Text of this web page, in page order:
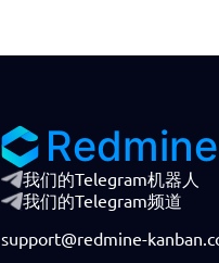
Redmine
我们的Telegram机器人
我们的Telegram频道
support@redmine-